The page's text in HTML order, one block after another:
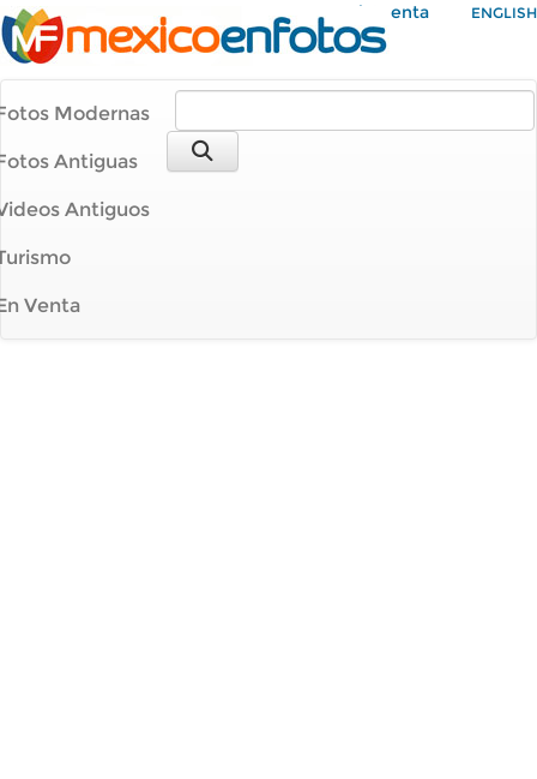
Mi Cuenta ENGLISH
Modernas
Antiguas
Antiguos
Venta